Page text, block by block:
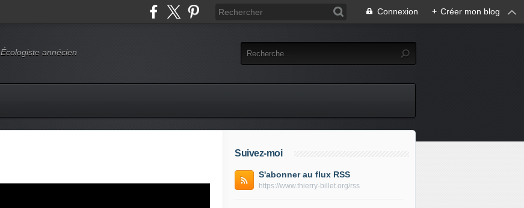
Connexion + Créer mon blog
Écologiste annécien
Suivez-moi
S'abonner au flux RSS
https://www.thierry-billet.org/rss